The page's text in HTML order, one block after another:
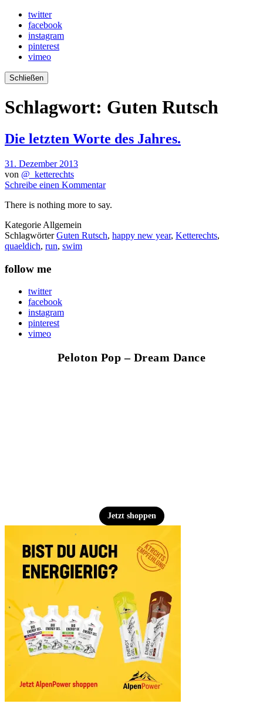
twitter
facebook
instagram
pinterest
vimeo
Schließen
Schlagwort: Guten Rutsch
Die letzten Worte des Jahres.
31. Dezember 2013
von @_ketterechts
Schreibe einen Kommentar
There is nothing more to say.
Kategorie Allgemein
SchlagwörterGuten Rutsch, happy new year, Ketterechts,
quaeldich, run, swim
follow me
twitter
facebook
instagram
pinterest
vimeo
Peloton Pop – Dream Dance
Jetzt shoppen